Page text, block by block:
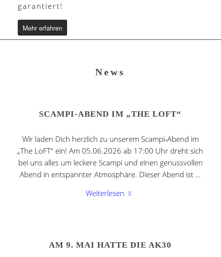
garantiert!
Mehr erfahren
News
SCAMPI‑ABEND IM „THE LOFT“
Wir laden Dich herzlich zu unserem Scampi‑Abend im
„The LoFT“ ein! Am 05.06.2026 ab 17:00 Uhr dreht sich
bei uns alles um leckere Scampi und einen genussvollen
Abend in entspannter Atmosphäre. Dieser Abend ist …
Weiterlesen
AM 9. MAI HATTE DIE AK30